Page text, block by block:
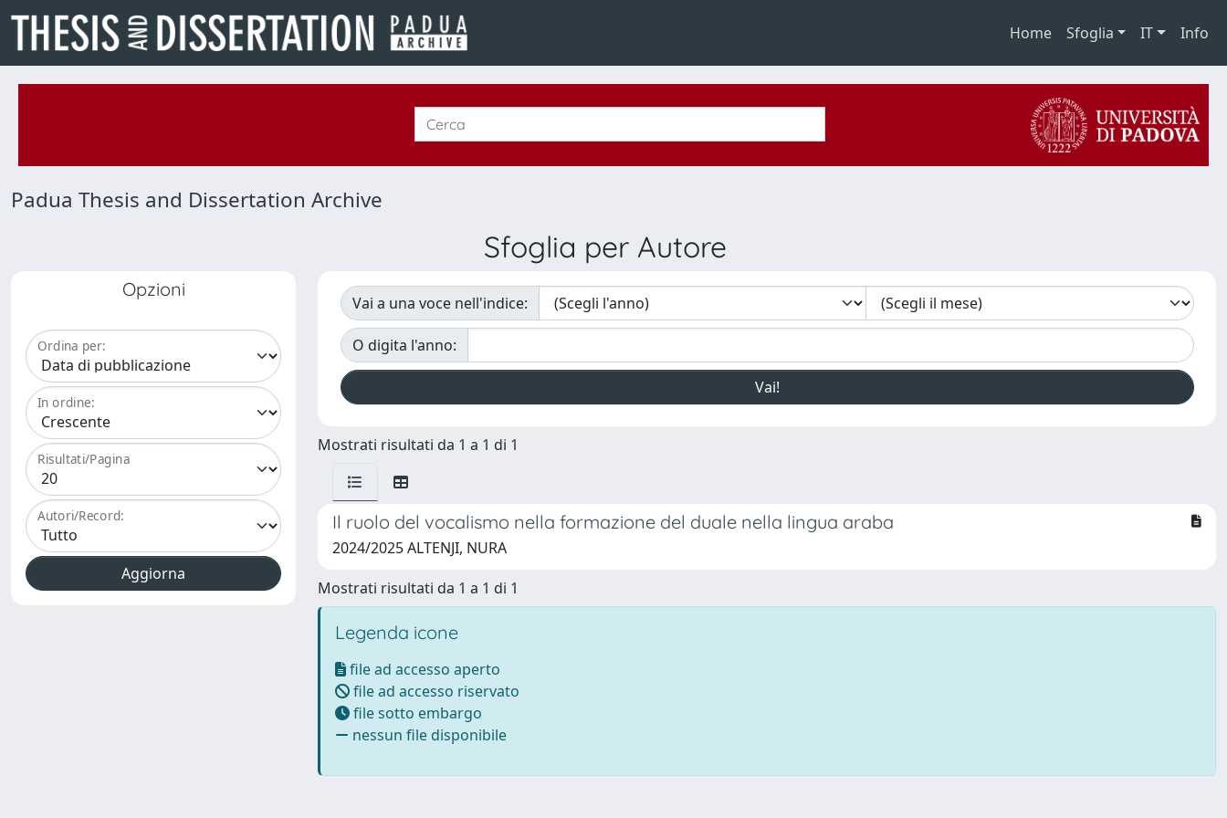
Home Sfoglia IT Info
Padua Thesis and Dissertation Archive
Sfoglia per Autore
Opzioni
Ordina per:
In ordine:
Risultati/Pagina
Autori/Record:
Vai a una voce nell'indice:
O digita l'anno:
Mostrati risultati da 1 a 1 di 1
Il ruolo del vocalismo nella formazione del duale nella lingua araba
2024/2025 ALTENJI, NURA
Mostrati risultati da 1 a 1 di 1
Legenda icone
file ad accesso aperto
file ad accesso riservato
file sotto embargo
nessun file disponibile